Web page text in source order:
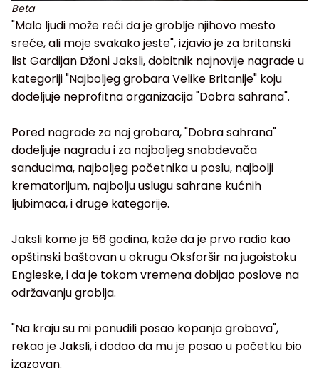
Beta
"Malo ljudi može reći da je groblje njihovo mesto
sreće, ali moje svakako jeste", izjavio je za britanski
list Gardijan Džoni Jaksli, dobitnik najnovije nagrade u
kategoriji "Najboljeg grobara Velike Britanije" koju
dodeljuje neprofitna organizacija "Dobra sahrana".
Pored nagrade za naj grobara, "Dobra sahrana"
dodeljuje nagradu i za najboljeg snabdevača
sanducima, najboljeg početnika u poslu, najbolji
krematorijum, najbolju uslugu sahrane kućnih
ljubimaca, i druge kategorije.
Jaksli kome je 56 godina, kaže da je prvo radio kao
opštinski baštovan u okrugu Oksforšir na jugoistoku
Engleske, i da je tokom vremena dobijao poslove na
održavanju groblja.
"Na kraju su mi ponudili posao kopanja grobova",
rekao je Jaksli, i dodao da mu je posao u početku bio
izazovan.